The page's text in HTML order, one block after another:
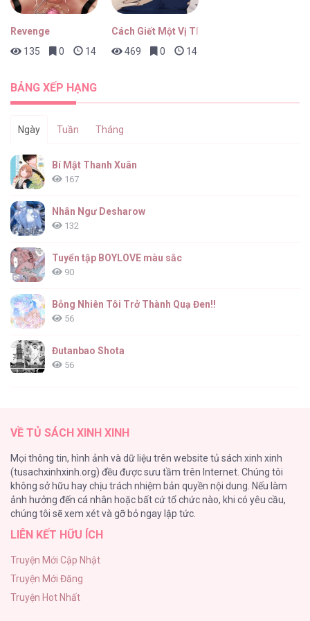
Passion [...] – Chap 122
Passion [...] – Chap 118
Revenge
135
0 14 giờ trước
Cách Giết Một Vị Thân
469
0 14 giờ trước
BẢNG XẾP HẠNG
Ngày Tuần Tháng
Bí Mật Thanh Xuân
167
Nhân Ngư Desharow
132
Tuyển tập BOYLOVE màu sắc
90
Bỗng Nhiên Tôi Trở Thành Quạ Đen!!
56
Đutanbao Shota
56
54
Một Đêm Nọ Đột Nhiên Yandere Tới!
51
Cách Khiến Phu Quân Đứng Về Phía Tôi
ONESHOT CHỊCH VỒN CHỊCH VÃ
47
VỀ TỦ SÁCH XINH XINH
Mọi thông tin, hình ảnh và dữ liệu trên website tủ sách xinh xinh
(tusachxinhxinh.org) đều được sưu tầm trên Internet. Chúng tôi
không sở hữu hay chịu trách nhiệm bản quyền nội dung. Nếu làm
ảnh hưởng đến cá nhân hoặc bất cứ tổ chức nào, khi có yêu cầu,
chúng tôi sẽ xem xét và gỡ bỏ ngay lập tức.
LIÊN KẾT HỮU ÍCH
Truyện Mới Cập Nhật
Truyện Mới Đăng
Truyện Hot Nhất